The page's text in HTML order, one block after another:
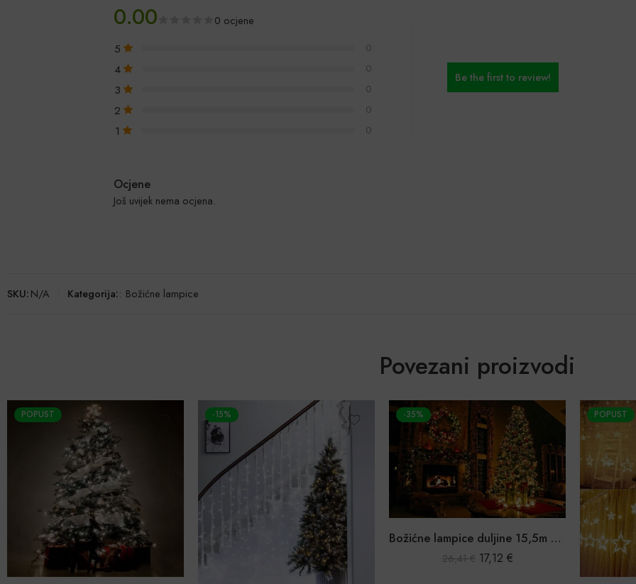
0.00 0 ocjene
5 0
4 0
3 0
2 0
1 0
Be the first to review!
Ocjene
Još uvijek nema ocjena.
SKU:N/A Kategorija:: Božićne lampice
Povezani proizvodi
-15% -35%
17,12€
POPUST POPUST